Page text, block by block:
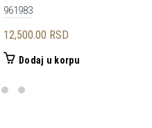
961983
12,500.00 RSD
Dodaj u korpu